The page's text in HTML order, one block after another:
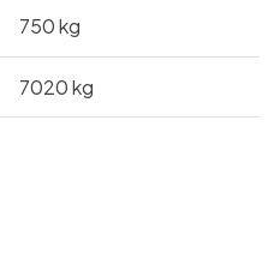
750 kg
7020 kg​